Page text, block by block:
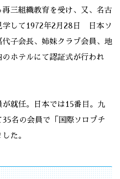
三組織教育を受け、又、名古
学して1972年2月28日 日本ソ
子会長、姉妹クラブ会員、地
ホテルにて認証式が行われ
就任。日本では15番目。九
名の会員で「国際ソロプチ
た。